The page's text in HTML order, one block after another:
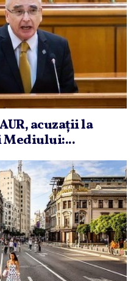
acuzaţii la
Mediului:...